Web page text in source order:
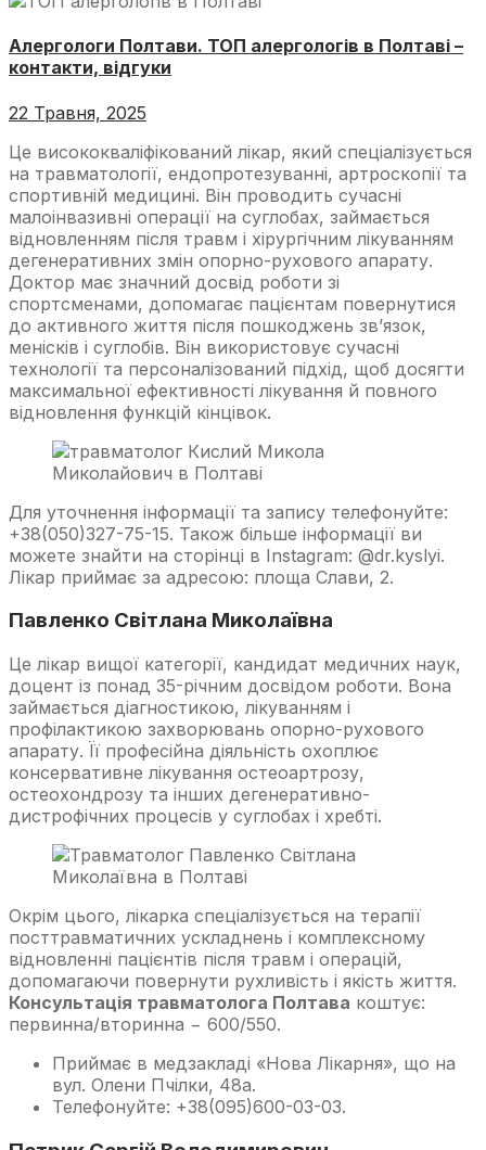
Алергологи Полтави. ТОП алергологів в Полтаві –
контакти, відгуки
22 Травня, 2025
Це висококваліфікований лікар, який спеціалізується
на травматології, ендопротезуванні, артроскопії та
спортивній медицині. Він проводить сучасні
малоінвазивні операції на суглобах, займається
відновленням після травм і хірургічним лікуванням
дегенеративних змін опорно-рухового апарату.
Доктор має значний досвід роботи зі
спортсменами, допомагає пацієнтам повернутися
до активного життя після пошкоджень зв’язок,
менісків і суглобів. Він використовує сучасні
технології та персоналізований підхід, щоб досягти
максимальної ефективності лікування й повного
відновлення функцій кінцівок.
Для уточнення інформації та запису телефонуйте:
+38(050)327-75-15. Також більше інформації ви
можете знайти на сторінці в Instagram: @dr.kyslyi.
Лікар приймає за адресою: площа Слави, 2.
Павленко Світлана Миколаївна
Це лікар вищої категорії, кандидат медичних наук,
доцент із понад 35-річним досвідом роботи. Вона
займається діагностикою, лікуванням і
профілактикою захворювань опорно-рухового
апарату. Її професійна діяльність охоплює
консервативне лікування остеоартрозу,
остеохондрозу та інших дегенеративно-
дистрофічних процесів у суглобах і хребті.
Окрім цього, лікарка спеціалізується на терапії
посттравматичних ускладнень і комплексному
відновленні пацієнтів після травм і операцій,
допомагаючи повернути рухливість і якість життя.
Консультація травматолога Полтава коштує:
первинна/вторинна − 600/550.
Приймає в медзакладі «Нова Лікарня», що на
вул. Олени Пчілки, 48а.
Телефонуйте: +38(095)600-03-03.